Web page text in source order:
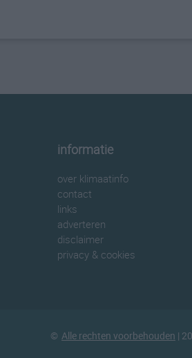
informatie
over klimaatinfo
contact
links
adverteren
disclaimer
privacy & cookies
© Alle rechten voorbehouden |